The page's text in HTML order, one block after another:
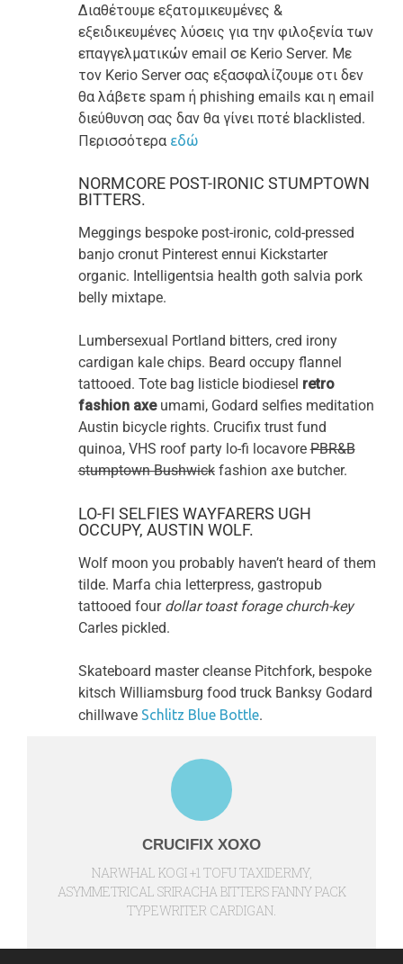
Διαθέτουμε εξατομικευμένες &
εξειδικευμένες λύσεις για την φιλοξενία των
επαγγελματικών email σε Kerio Server. Με
τον Kerio Server σας εξασφαλίζουμε οτι δεν
θα λάβετε spam ή phishing emails και η email
διεύθυνση σας δαν θα γίνει ποτέ blacklisted.
Περισσότερα εδώ
NORMCORE POST-IRONIC STUMPTOWN
BITTERS.
Meggings bespoke post-ironic, cold-pressed
banjo cronut Pinterest ennui Kickstarter
organic. Intelligentsia health goth salvia pork
belly mixtape.
Lumbersexual Portland bitters, cred irony
cardigan kale chips. Beard occupy flannel
tattooed. Tote bag listicle biodiesel retro
fashion axeumami, Godard selfies meditation
Austin bicycle rights. Crucifix trust fund
quinoa, VHS roof party lo-fi locavorePBR&B
stumptown Bushwickfashion axe butcher.
LO-FI SELFIES WAYFARERS UGH
OCCUPY, AUSTIN WOLF.
Wolf moon you probably haven’t heard of them
tilde. Marfa chia letterpress, gastropub
tattooed four dollar toast forage church-key
Carles pickled.
Skateboard master cleanse Pitchfork, bespoke
kitsch Williamsburg food truck Banksy Godard
chillwaveSchlitz Blue Bottle.
CRUCIFIX XOXO
NARWHAL KOGI +1 TOFU TAXIDERMY,
ASYMMETRICAL SRIRACHA BITTERS FANNY PACK
TYPEWRITER CARDIGAN.